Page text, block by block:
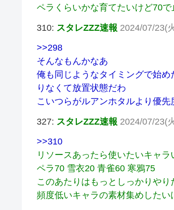
ペラくらいかな育てたいけど70
310: スタレZZZ速報 2024/07/23(
>>298
そんなもんかなあ
俺も同じようなタイミングで始
りなくて放置状態だわ
こいつらがルアンホタルより優
327: スタレZZZ速報 2024/07/23(
>>310
リソースあったら使いたいキャラ
ペラ70 雪衣20 青雀60 寒鴉75
このあたりはもっとしっかりやり
頻度低いキャラの素材集めした